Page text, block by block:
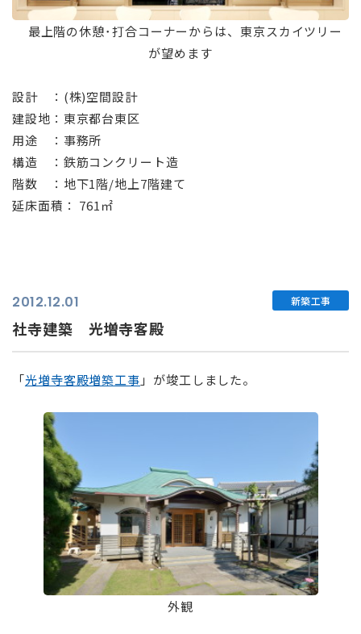
⠀最上階の休憩･打合コーナーからは、東京スカイツリー
が望めます
設計 ：(株)空間設計
建設地：東京都台東区
用途 ：事務所
構造 ：鉄筋コンクリート造
階数 ：地下1階/地上7階建て
延床面積： 761㎡
2012.12.01 新築工事
社寺建築 光増寺客殿
「光増寺客殿増築工事 」が竣工しました。
外観